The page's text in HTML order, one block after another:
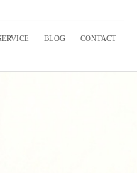
BLOG CONTACT